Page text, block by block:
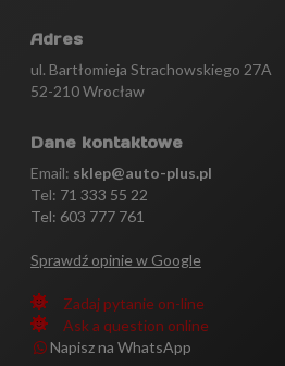
Adres
ul. Bartłomieja Strachowskiego 27A
52-210 Wrocław
Dane kontaktowe
Email: sklep@auto-plus.pl
Tel: 71 333 55 22
Tel: 603 777 761
Sprawdź opinie w Google
Zadaj pytanie on-line
Ask a question online
Napisz na WhatsApp